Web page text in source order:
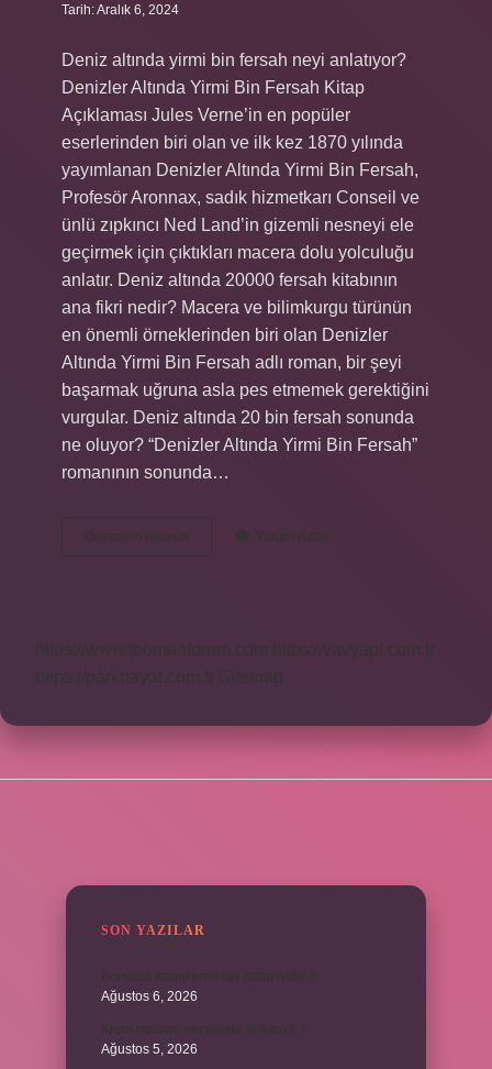
Tarih: Aralık 6, 2024
Deniz altında yirmi bin fersah neyi anlatıyor?
Denizler Altında Yirmi Bin Fersah Kitap
Açıklaması Jules Verne’in en popüler
eserlerinden biri olan ve ilk kez 1870 yılında
yayımlanan Denizler Altında Yirmi Bin Fersah,
Profesör Aronnax, sadık hizmetkarı Conseil ve
ünlü zıpkıncı Ned Land’in gizemli nesneyi ele
geçirmek için çıktıkları macera dolu yolculuğu
anlatır. Deniz altında 20000 fersah kitabının
ana fikri nedir? Macera ve bilimkurgu türünün
en önemli örneklerinden biri olan Denizler
Altında Yirmi Bin Fersah adlı roman, bir şeyi
başarmak uğruna asla pes etmemek gerektiğini
vurgular. Deniz altında 20 bin fersah sonunda
ne oluyor? “Denizler Altında Yirmi Bin Fersah”
romanının sonunda…
Devamını okuyun
Altında
Yorum Bırak
https://www.teomanforum.com
https://vavyapi.com.tr
https://parkhayat.com.tr
Sitemap
SON YAZILAR
Ağustos 6, 2026
Ağustos 5, 2026